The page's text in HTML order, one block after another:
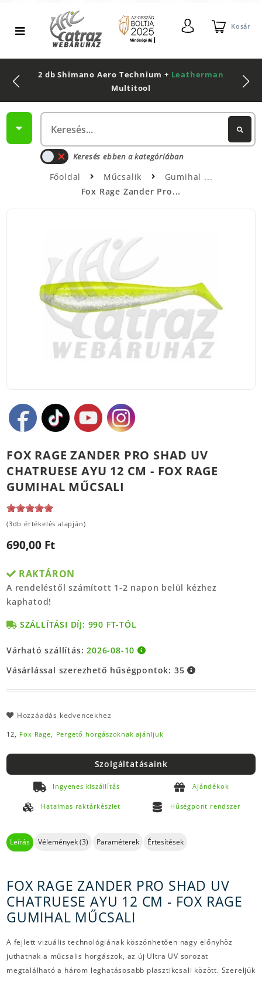
Kosár
2 db Shimano Aero Technium + Leatherman
Multitool
Keresés ebben a kategóriában
Főoldal Műcsalik
Gumihal
Fox Rage Zander Pro...
FOX RAGE ZANDER PRO SHAD UV
CHATRUESE AYU 12 CM - FOX RAGE
GUMIHAL MŰCSALI
(3db értékelés alapján)
690,00 Ft
RAKTÁRON
A rendeléstől számított 1-2 napon belül kézhez
kaphatod!
SZÁLLÍTÁSI DÍJ: 990 FT-TÓL
Várható szállítás:2026-08-10
Vásárlással szerezhető hűségpontok: 35
Hozzáadás kedvencekhez
12, Fox Rage, Pergető horgászoknak ajánljuk
Szolgáltatásaink
Ingyenes kiszállítás Ajándékok
Hatalmas raktárkészlet Hűségpont rendszer
Leírás Vélemények (3) Paraméterek Értesítések
FOX RAGE ZANDER PRO SHAD UV
CHATRUESE AYU 12 CM - FOX RAGE
GUMIHAL MŰCSALI
A fejlett vizuális technológiának köszönhetően nagy előnyhöz
juthatnak a műcsalis horgászok, az új Ultra UV sorozat
megtalálható a három leghatásosabb plasztikcsali között. Szereljük